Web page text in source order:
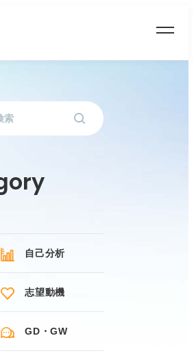
自己分析
志望動機
GD・GW